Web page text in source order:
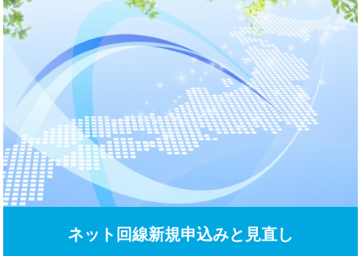
ネット回線新規申込みと見直し